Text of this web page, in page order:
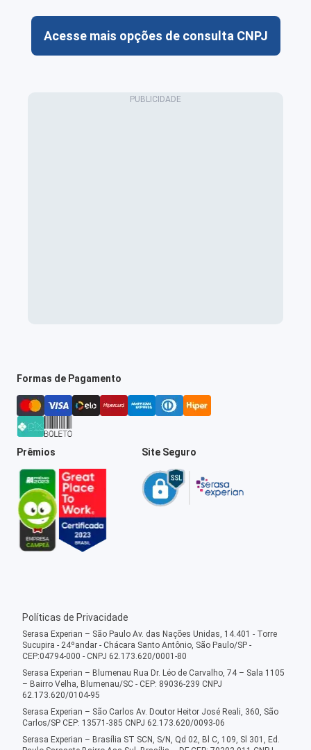
Acesse mais opções de consulta CNPJ
Formas de Pagamento
Prêmios Site Seguro
Políticas de Privacidade
Serasa Experian – São Paulo Av. das Nações Unidas, 14.401 - Torre
Sucupira - 24ºandar - Chácara Santo Antônio, São Paulo/SP -
CEP:04794-000 - CNPJ 62.173.620/0001-80
Serasa Experian – Blumenau Rua Dr. Léo de Carvalho, 74 – Sala 1105
– Bairro Velha, Blumenau/SC - CEP: 89036-239 CNPJ
62.173.620/0104-95
Serasa Experian – São Carlos Av. Doutor Heitor José Reali, 360, São
Carlos/SP CEP: 13571-385 CNPJ 62.173.620/0093-06
Serasa Experian – Brasília ST SCN, S/N, Qd 02, Bl C, 109, Sl 301, Ed.